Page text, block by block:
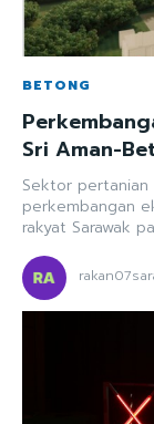
BETONG
Sri Aman-
Sektor pertanian
perkembangan
rakyat Sarawak